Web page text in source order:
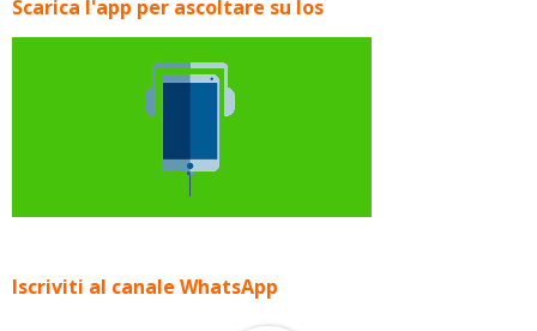
Scarica l'app per ascoltare su Ios
Iscriviti al canale WhatsApp